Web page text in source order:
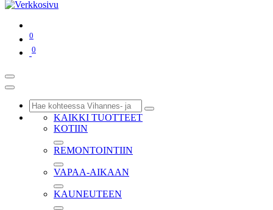
0
0
KAIKKI TUOTTEET
KOTIIN
REMONTOINTIIN
VAPAA-AIKAAN
KAUNEUTEEN